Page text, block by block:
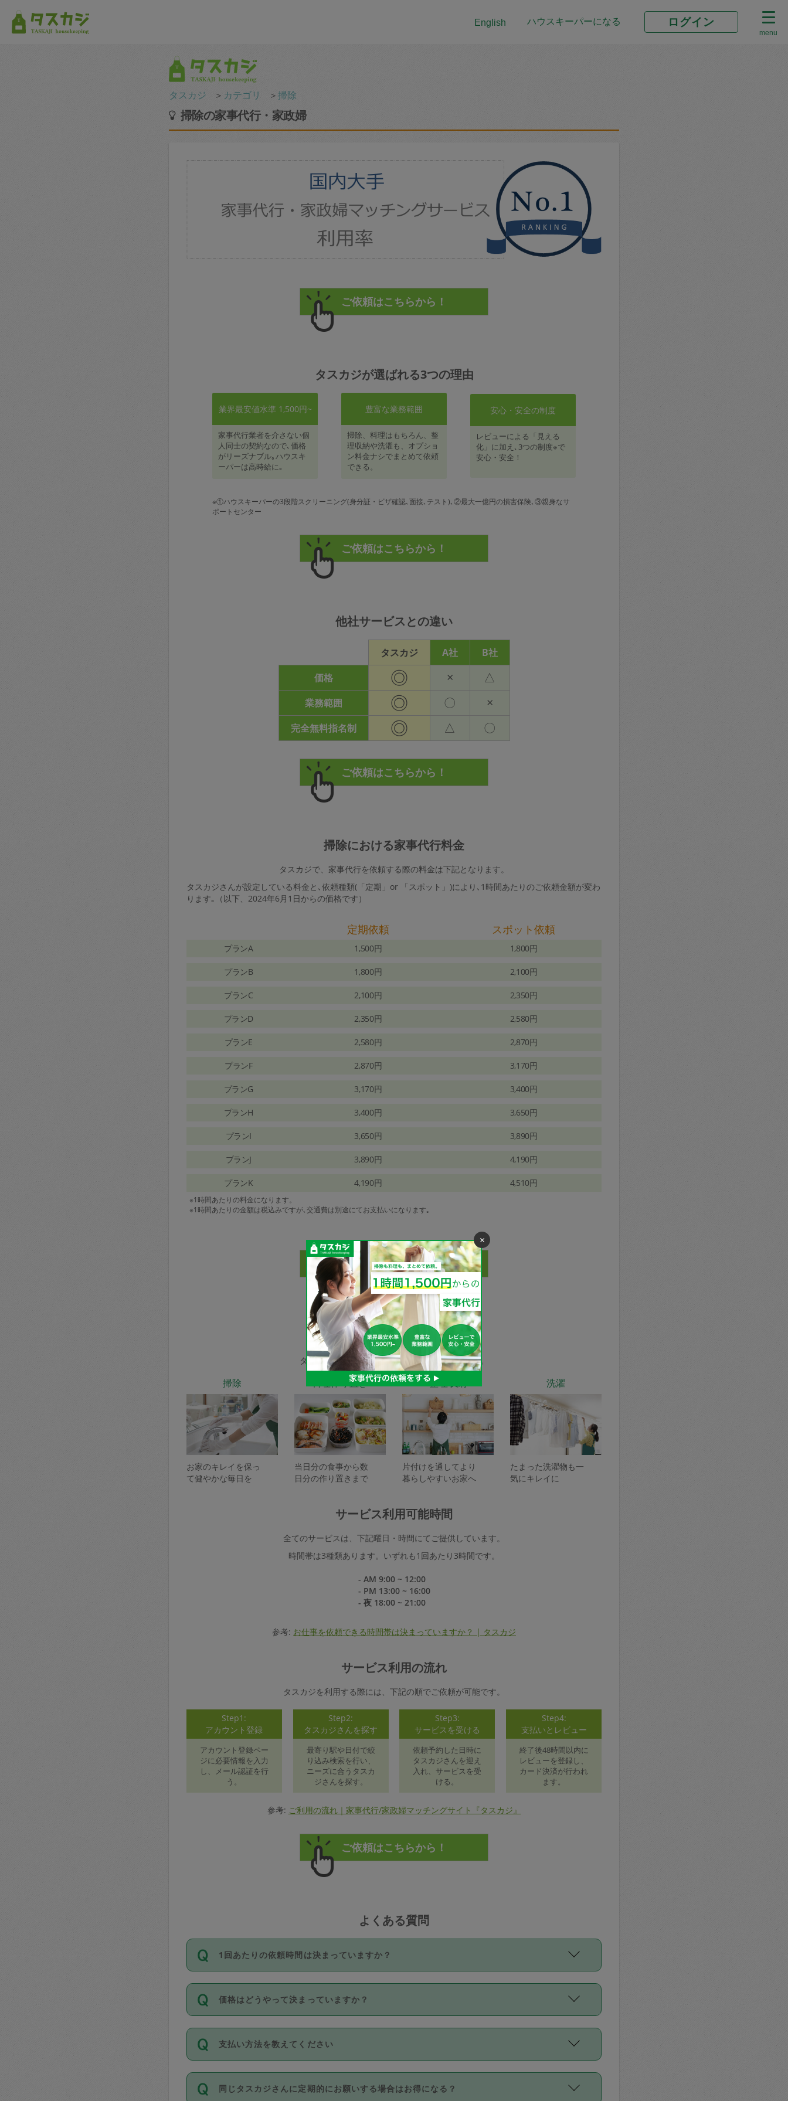
English ハウスキーパーになる ログイン
menu
タスカジ ＞ カテゴリ ＞掃除
掃除の家事代行・家政婦
タスカジが選ばれる3つの理由
業界最安値水準 1,500円~
家事代行業者を介さない個
人同士の契約なので､価格
がリーズナブル｡ハウスキ
ーパーは高時給に｡
豊富な業務範囲
掃除、料理はもちろん、整
理収納や洗濯も、オプショ
ン料金ナシでまとめて依頼
できる。
安心・安全の制度
レビューによる「見える
化」に加え､3つの制度※で
安心・安全！
※①ハウスキーパーの3段階スクリーニング(身分証・ビザ確認､面接､テスト)､②最大一億円の損害保険､③親身なサ
ポートセンター
他社サービスとの違い
タスカジ A社
B社
価格
◎ × △
業務範囲 ◎ 〇 ×
完全無料指名制 ◎ △ 〇
掃除における家事代行料金
タスカジで、家事代行を依頼する際の料金は下記となります。
タスカジさんが設定している料金と､依頼種類(「定期」or 「スポット」)により､1時間あたりのご依頼金額が変わ
ります｡（以下、2024年6月1日からの価格です）
定期依頼 スポット依頼
プランA 1,500円 1,800円
プランB 1,800円 2,100円
プランC 2,100円 2,350円
プランD 2,350円 2,580円
プランE 2,580円 2,870円
プランF 2,870円 3,170円
プランG 3,170円 3,400円
プランH 3,400円 3,650円
プランI 3,650円 3,890円
プランJ 3,890円 4,190円
プランK 4,190円 4,510円
※1時間あたりの料金になります。
※1時間あたりの金額は税込みですが､交通費は別途にてお支払いになります｡
家事代行サービスの種類
タスカジで依頼できるサービスは下記となります。
掃除
お家のキレイを保っ
て健やかな毎日を
料理作り置き
当日分の食事から数
日分の作り置きまで
整理収納
片付けを通してより
暮らしやすいお家へ
洗濯
たまった洗濯物も一
気にキレイに
サービス利用可能時間
全てのサービスは、下記曜日・時間にてご提供しています。
時間帯は3種類あります。いずれも1回あたり3時間です。
- AM 9:00 ~ 12:00
- PM 13:00 ~ 16:00
- 夜 18:00 ~ 21:00
参考: お仕事を依頼できる時間帯は決まっていますか？ | タスカジ
サービス利用の流れ
タスカジを利用する際には、下記の順でご依頼が可能です。
Step1:
アカウント登録
アカウント登録ペー
ジに必要情報を入力
し、メール認証を行
う。
Step2:
タスカジさんを探す
最寄り駅や日付で絞
り込み検索を行い、
ニーズに合うタスカ
ジさんを探す。
Step3:
サービスを受ける
依頼予約した日時に
タスカジさんを迎え
入れ、サービスを受
ける。
Step4:
支払いとレビュー
終了後48時間以内に
レビューを登録し、
カード決済が行われ
ます。
参考: ご利用の流れ｜家事代行/家政婦マッチングサイト『タスカジ』
よくある質問
1回あたりの依頼時間は決まっていますか？
依頼1回につき3時間固定です。3時間を超えて依頼したい場合は、延長機能をご利用くださ
い。機能をご利用いただくには、タスカジさんに事前に相談し、合意の上事前申請すること
が必要です。なお、3時間を下回っても、値引き等はございません。
価格はどうやって決まっていますか？
11種類の価格帯の中からタスカジさん自身が価格を選んで設定しています。
タスカジさんの価格設定には最初は制限があり、レビュー件数、レビューの平均値、などで
除々に設定可能な最高額が上がっていく仕組みになっています。
支払い方法を教えてください
お支払方法はクレジットカード（Visa／Master／JCB／AMERICAN EXPRESS／Diners
Club）のみとなります。
同じタスカジさんに定期的にお願いする場合はお得になる？
×